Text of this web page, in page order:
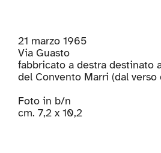
21 marzo 1965
Via Guasto
fabbricato a destra destinato
del Convento Marri (dal verso
Foto in b/n
cm. 7,2 x 10,2